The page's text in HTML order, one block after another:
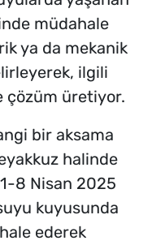
müdahale
ya da mekanik
ilgili
çözüm üretiyor.
bir aksama
halinde
8 Nisan 2025
kuyusunda
ederek